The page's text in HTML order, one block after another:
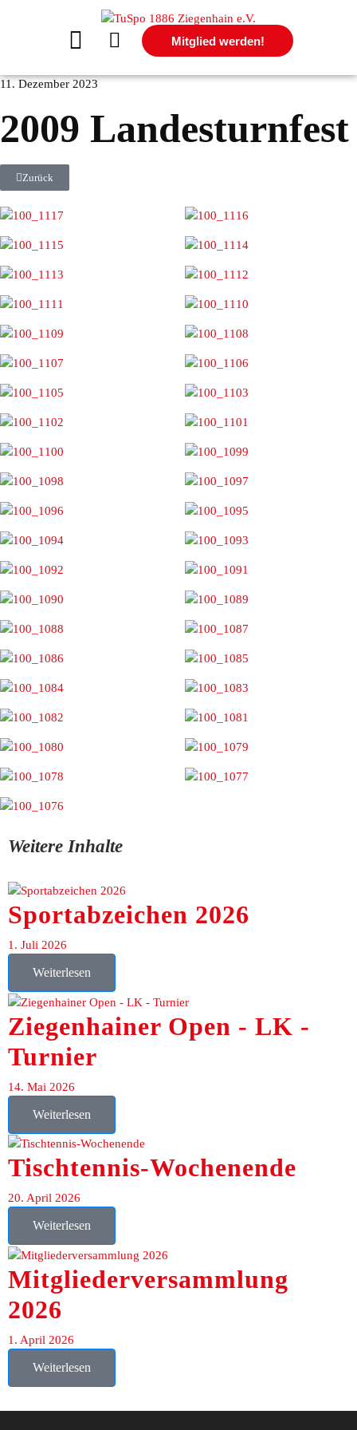
Mitglied werden!
11. Dezember 2023
2009 Landesturnfest
Zurück
Weitere Inhalte
Sportabzeichen 2026
1. Juli 2026
Weiterlesen
Ziegenhainer Open - LK -
Turnier
14. Mai 2026
Weiterlesen
Tischtennis-Wochenende
20. April 2026
Weiterlesen
Mitgliederversammlung
2026
1. April 2026
Weiterlesen